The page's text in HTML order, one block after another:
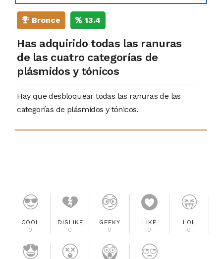
Bronce 13.4
Has adquirido todas las ranuras
de las cuatro categorías de
plásmidos y tónicos
Hay que desbloquear todas las ranuras de las
categorías de plásmidos y tónicos.
COOL
0
DISLIKE
0
GEEKY
0
LIKE
0
LOL
0